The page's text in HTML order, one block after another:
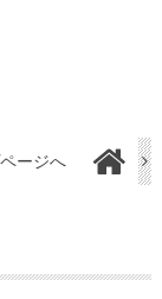
ージへ